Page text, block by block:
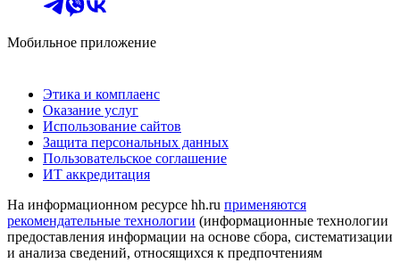
Мобильное приложение
Этика и комплаенс
Оказание услуг
Использование сайтов
Защита персональных данных
Пользовательское соглашение
ИТ аккредитация
На информационном ресурсе hh.ru применяются
рекомендательные технологии (информационные технологии
предоставления информации на основе сбора, систематизации
и анализа сведений, относящихся к предпочтениям